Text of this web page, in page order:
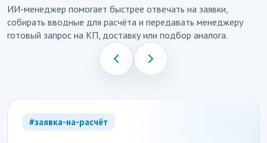
ИИ-менеджер помогает быстрее отвечать на заявки,
собирать вводные для расчёта и передавать менеджеру
готовый запрос на КП, доставку или подбор аналога.
#заявка-на-расчёт